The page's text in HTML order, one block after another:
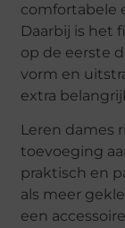
comfortabele
Daarbij is het
op de eerste
vorm en
extra
Leren dames
toevoeging
praktisch en
als meer
een